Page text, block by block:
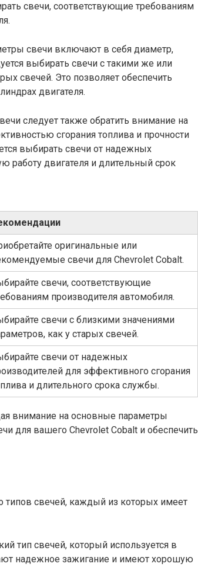
свечи, соответствующие требованиям
свечи включают в себя диаметр,
выбирать свечи с такими же или
свечей. Это позволяет обеспечить
двигателя.
следует также обратить внимание на
сгорания топлива и прочности
выбирать свечи от надежных
работу двигателя и длительный срок
оригинальные или
свечи для Chevrolet Cobalt.
свечи, соответствующие
производителя автомобиля.
свечи с близкими значениями
как у старых свечей.
свечи от надежных
для эффективного сгорания
и длительного срока службы.
внимание на основные параметры
для вашего Chevrolet Cobalt и обеспечить
типов свечей, каждый из которых имеет
тип свечей, который используется в
надежное зажигание и имеют хорошую